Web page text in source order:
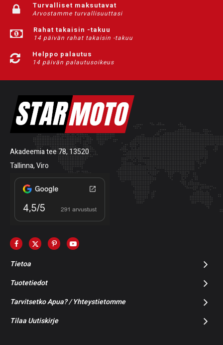
Turvalliset maksutavat
Arvostamme turvallisuuttasi
Rahat takaisin -takuu
14 päivän rahat takaisin -takuu
Helppo palautus
14 päivän palautusoikeus
Akadeemia tee 78, 13520
Tallinna, Viro
Tietoa
Tuotetiedot
Tarvitsetko Apua? / Yhteystietomme
Tilaa Uutiskirje